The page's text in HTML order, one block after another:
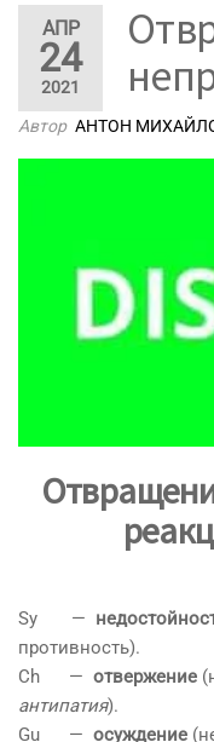
АПР
24
2021
Автор АНТОН
Sy —
противность).
Ch — отвержение
антипатия).
Gu — осуждение